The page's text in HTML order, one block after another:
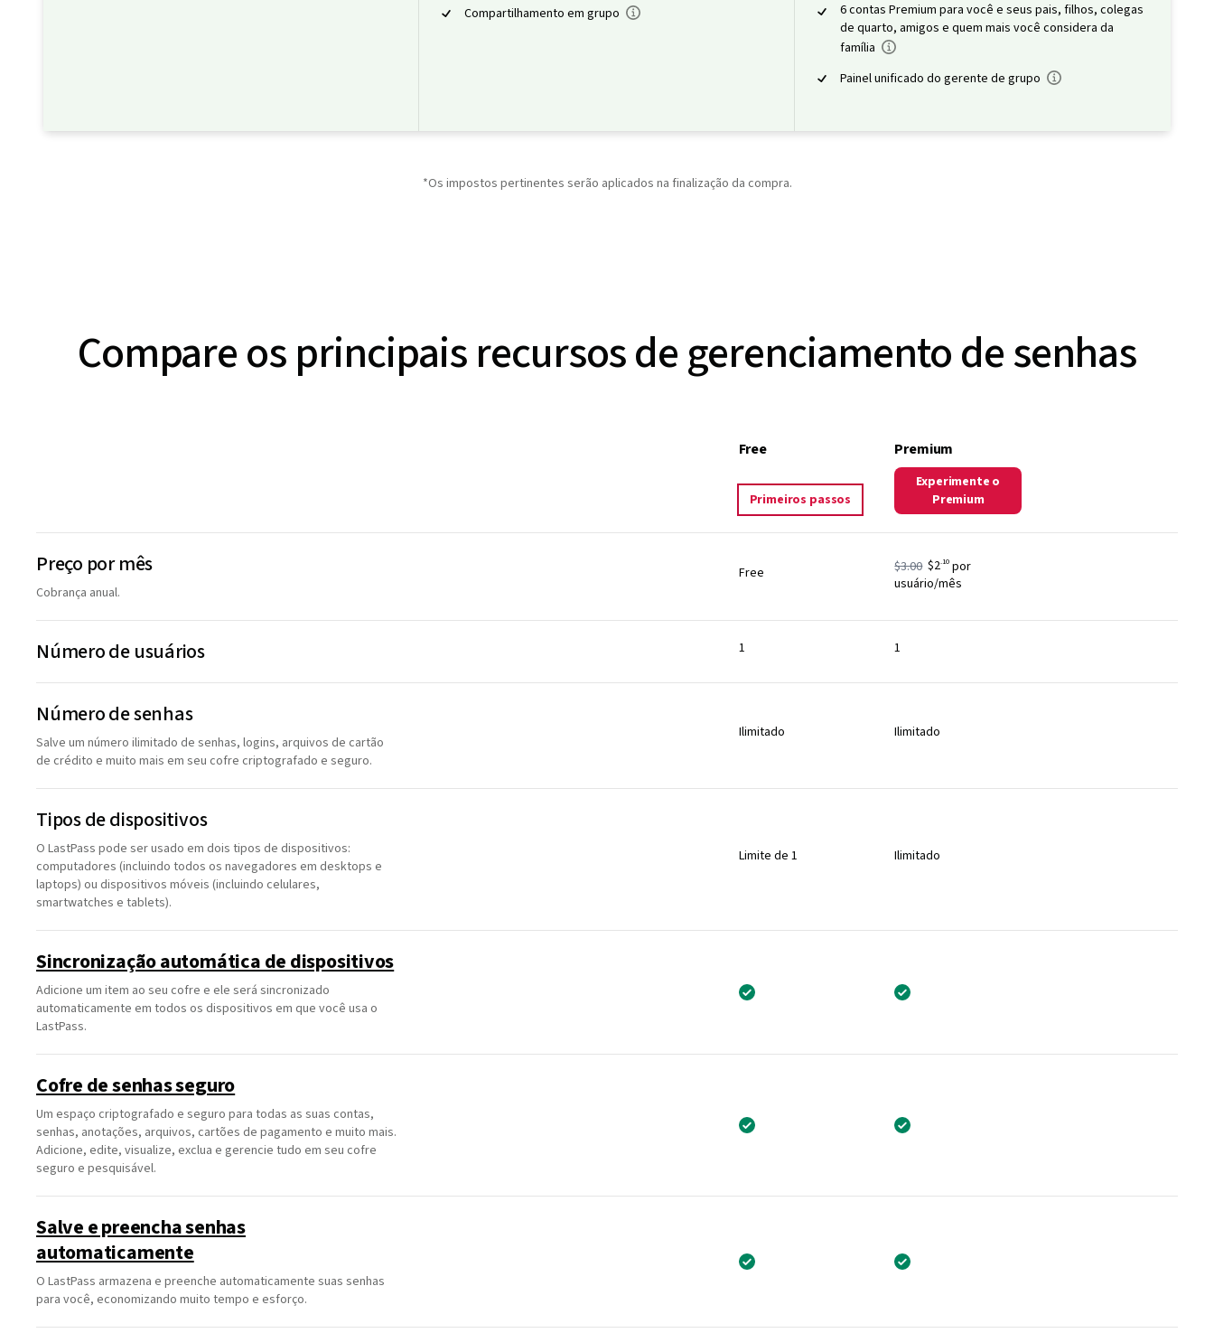
Compartilhamento em grupo
6 contas Premium para você e seus pais, filhos, colegas
de quarto, amigos e quem mais você considera da
família
Painel unificado do gerente de grupo
*Os impostos pertinentes serão aplicados na finalização da compra.
Compare os principais recursos de gerenciamento de senhas
Free
Primeiros passos
Premium
Experimente o
Premium
Preço por mês
Cobrança anual.
Free $3.00 $2.10 por
usuário/mês
Número de usuários 1 1
Número de senhas
Salve um número ilimitado de senhas, logins, arquivos de cartão
de crédito e muito mais em seu cofre criptografado e seguro.
Ilimitado Ilimitado
Tipos de dispositivos
O LastPass pode ser usado em dois tipos de dispositivos:
computadores (incluindo todos os navegadores em desktops e
laptops) ou dispositivos móveis (incluindo celulares,
smartwatches e tablets).
Limite de 1 Ilimitado
Sincronização automática de dispositivos
Adicione um item ao seu cofre e ele será sincronizado
automaticamente em todos os dispositivos em que você usa o
LastPass.
Cofre de senhas seguro
Um espaço criptografado e seguro para todas as suas contas,
senhas, anotações, arquivos, cartões de pagamento e muito mais.
Adicione, edite, visualize, exclua e gerencie tudo em seu cofre
seguro e pesquisável.
Salve e preencha senhas
automaticamente
O LastPass armazena e preenche automaticamente suas senhas
para você, economizando muito tempo e esforço.